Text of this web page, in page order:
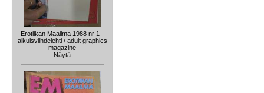
Erotiikan Maailma 1988 nr 1 -
aikuisviihdelehti / adult graphics
magazine
Näytä